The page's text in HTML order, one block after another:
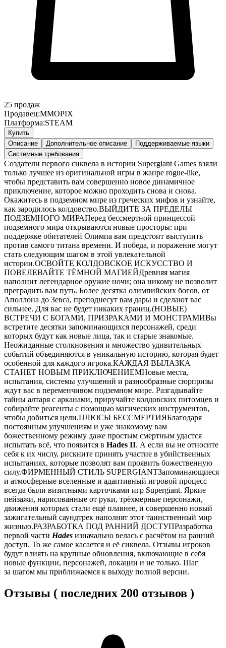
25 продаж
Продавец:MMOPIX
Платформа:STEAM
Купить
Описание
Дополнительное описание
Поддерживаемые языки
Системные требования
Создатели первого сиквела в истории Supergiant Games взяли
только лучшее из оригинальной игры в жанре rogue-like,
чтобы представить вам совершенно новое динамичное
приключение, которое можно проходить снова и снова.
Окажитесь в подземном мире из греческих мифов и узнайте,
как зародилось колдовство.ВЫЙДИТЕ ЗА ПРЕДЕЛЫ
ПОДЗЕМНОГО МИРАПеред бессмертной принцессой
подземного мира открываются новые просторы: при
поддержке обитателей Олимпа вам предстоит выступить
против самого титана времени. И победа, и поражение могут
стать следующим шагом в этой увлекательной
истории.ОСВОЙТЕ КОЛДОВСКОЕ ИСКУССТВО И
ПОВЕЛЕВАЙТЕ ТЁМНОЙ МАГИЕЙДревняя магия
наполнит легендарное оружие ночи; она никому не позволит
преградить вам путь. Более десятка олимпийских богов, от
Аполлона до Зевса, преподнесут вам дары и сделают вас
сильнее. Для вас не будет никаких границ.(НОВЫЕ)
ВСТРЕЧИ С БОГАМИ, ПРИЗРАКАМИ И МОНСТРАМИВы
встретите десятки запоминающихся персонажей, среди
которых будут как новые лица, так и старые знакомые.
Неожиданные столкновения и множество удивительных
событий объединяются в уникальную историю, которая будет
особенной для каждого игрока.КАЖДАЯ ВЫЛАЗКА
СТАНЕТ НОВЫМ ПРИКЛЮЧЕНИЕМНовые места,
испытания, системы улучшений и разнообразные сюрпризы
ждут вас в переменчивом подземном мире. Разгадывайте
тайны алтаря с арканами, приручайте колдовских питомцев и
собирайте реагенты с помощью магических инструментов,
чтобы добиться цели.ПЛЮСЫ БЕССМЕРТИЯБлагодаря
постоянным улучшениям и уже знакомому вам
божественному режиму даже простым смертным удастся
испытать всё, что появится в Hades II. А если вы не относите
себя к их числу, рискните принять участие в убийственных
испытаниях, которые позволят вам проявить божественную
силу.ФИРМЕННЫЙ СТИЛЬ SUPERGIANTЗапоминающиеся
и атмосферные вселенные и адаптивный игровой процесс
всегда были визитными карточками игр Supergiant. Яркие
пейзажи, нарисованные от руки, трёхмерные персонажи,
движения которых стали ещё плавнее, и совершенно новый
зажигательный саундтрек наполнят этот таинственный мир
жизнью.РАЗРАБОТКА ПОД РАННИЙ ДОСТУПРазработка
первой части Hades изначально велась с расчётом на ранний
доступ. То же самое касается и её сиквела. Отзывы игроков
будут влиять на крупные обновления, включающие в себя
новые функции, персонажей, локации и не только. Шаг
за шагом мы приближаемся к выходу полной версии.
Отзывы ( последних 200 отзывов )